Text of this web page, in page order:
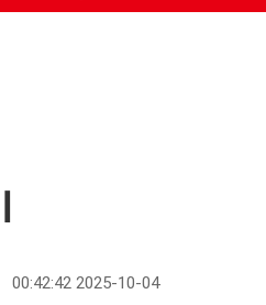
2025-10-04 00:42:42